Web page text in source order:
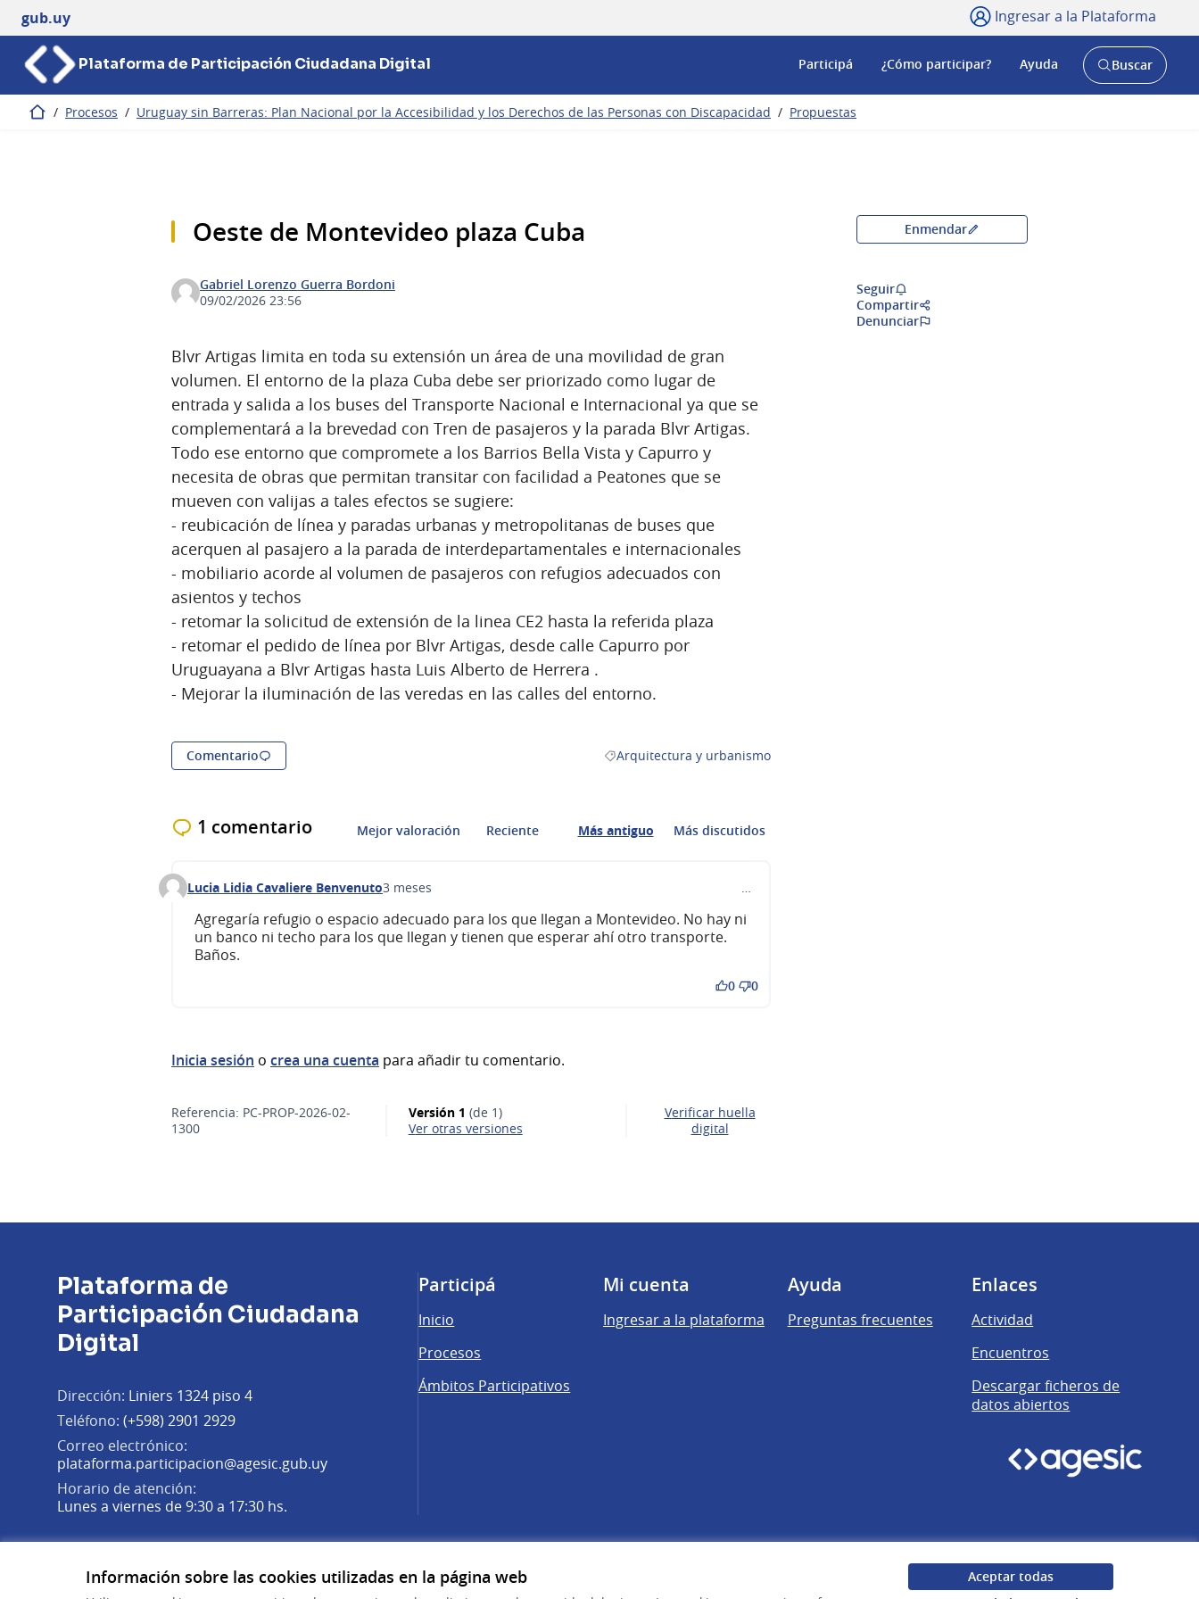
Información sobre las cookies utilizadas en la página web
Aceptar todas
gub.uy Ingresar a la Plataforma
Plataforma de Participación Ciudadana Digital Participá ¿Cómo participar? Ayuda
AbrirBuscar
Inicio / Procesos / Uruguay sin Barreras: Plan Nacional por la Accesibilidad y los Derechos de las Personas con Discapacidad / Propuestas
Oeste de Montevideo plaza Cuba
Gabriel Lorenzo Guerra Bordoni
09/02/2026 23:56
Blvr Artigas limita en toda su extensión un área de una movilidad de gran
volumen. El entorno de la plaza Cuba debe ser priorizado como lugar de
entrada y salida a los buses del Transporte Nacional e Internacional ya que se
complementará a la brevedad con Tren de pasajeros y la parada Blvr Artigas.
Todo ese entorno que compromete a los Barrios Bella Vista y Capurro y
necesita de obras que permitan transitar con facilidad a Peatones que se
mueven con valijas a tales efectos se sugiere:
- reubicación de línea y paradas urbanas y metropolitanas de buses que
acerquen al pasajero a la parada de interdepartamentales e internacionales
- mobiliario acorde al volumen de pasajeros con refugios adecuados con
asientos y techos
- retomar la solicitud de extensión de la linea CE2 hasta la referida plaza
- retomar el pedido de línea por Blvr Artigas, desde calle Capurro por
Uruguayana a Blvr Artigas hasta Luis Alberto de Herrera .
- Mejorar la iluminación de las veredas en las calles del entorno.
Comentario Resultados al filtrar por la categoría: Arquitectura y urbanismo
Arquitectura y urbanismo
Enmendar
Seguir
Compartir
Denunciar
1 comentario Mejor valoración Reciente Más antiguo Más discutidos
Comentario 736
Lucia Lidia Cavaliere Benvenuto3 meses …
Agregaría refugio o espacio adecuado para los que llegan a Montevideo. No hay ni
un banco ni techo para los que llegan y tienen que esperar ahí otro transporte.
Baños.
0 0
Inicia sesión o crea una cuenta para añadir tu comentario.
Referencia: PC-PROP-2026-02-
1300
Versión 1 (de 1)
ver otras versiones
Verificar huella
digital
Plataforma de
Participación Ciudadana
Digital
Dirección: Liniers 1324 piso 4
Teléfono: (+598) 2901 2929
Correo electrónico:
plataforma.participacion@agesic.gub.uy(Abrir en una pestaña nueva)
Horario de atención:
Lunes a viernes de 9:30 a 17:30 hs.
(Enlace externo)
(Enlace externo)
(Enlace externo)
Participá
Inicio
Procesos
Ámbitos Participativos
Mi cuenta
Ingresar a la plataforma
Ayuda
Preguntas frecuentes
Enlaces
Actividad
Encuentros
Descargar ficheros de
datos abiertos